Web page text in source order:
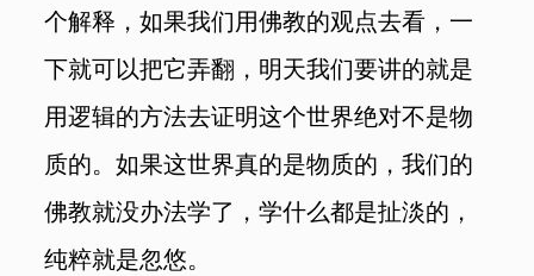
个解释，如果我们用佛教的观点去看，一
下就可以把它弄翻，明天我们要讲的就是
用逻辑的方法去证明这个世界绝对不是物
质的。如果这世界真的是物质的，我们的
佛教就没办法学了，学什么都是扯淡的，
纯粹就是忽悠。